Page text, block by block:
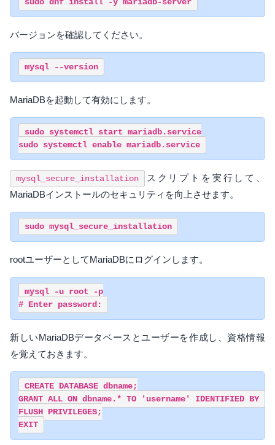
バージョンを確認してください。
MariaDBを起動して有効にします。
sudo systemctl start mariadb.service
mysql_secure_installation
スクリプトを実行して、
MariaDBインストールのセキュリティを向上させます。
rootユーザーとしてMariaDBにログインします。
mysql -u root -p
新しいMariaDBデータベースとユーザーを作成し、資格情報
を覚えておきます。
CREATE DATABASE dbname;
GRANT ALL ON dbname.* TO 'username' IDENTIFIED BY
FLUSH PRIVILEGES;